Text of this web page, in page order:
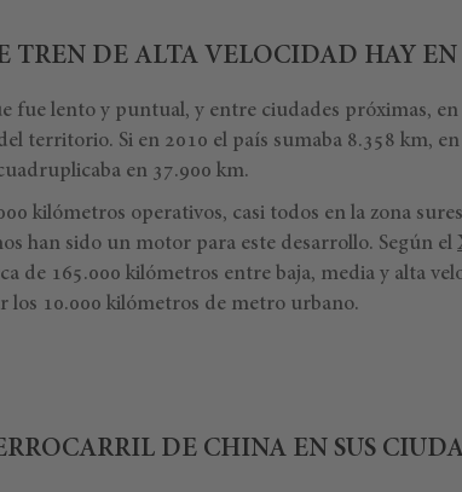
TREN DE ALTA VELOCIDAD HAY
fue lento y puntual, y entre ciudades próximas,
territorio. Si en 2010 el país sumaba 8.358 km, en
en 37.900 km.
kilómetros operativos, casi todos en la zona
han sido un motor para este desarrollo. Según el
de 165.000 kilómetros entre baja, media y alta
los 10.000 kilómetros de metro urbano.
DE CHINA EN SUS